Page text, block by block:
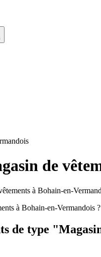
de
à Bohain-en-
à Bohain-en-Vermandois
de type